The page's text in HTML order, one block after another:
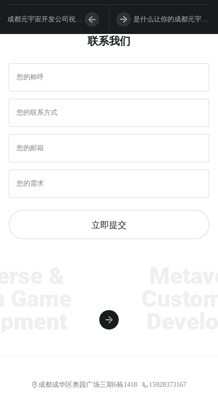
成都元宇宙开发公司祝贺 是什么让你的成都元宇宙
联系我们
立即提交
成都成华区奥园广场三期6栋1418 15928373167